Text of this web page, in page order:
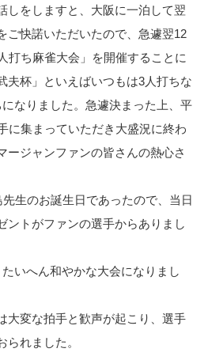
しをしますと、大阪に一泊して翌
ご快諾いただいたので、急遽翌12
打ち麻雀大会」を開催することに
夫杯」といえばいつもは3人打ちな
なりました。急遽決まった上、平
に集まっていただき大盛況に終わ
ージャンファンの皆さんの熱心さ
生のお誕生日であったので、当日
ントがファンの選手からありまし
いへん和やかな大会になりまし
大変な拍手と歓声が起こり、選手
れました。